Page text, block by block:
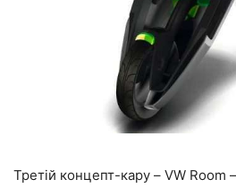
Третій концепт-кару – VW Room